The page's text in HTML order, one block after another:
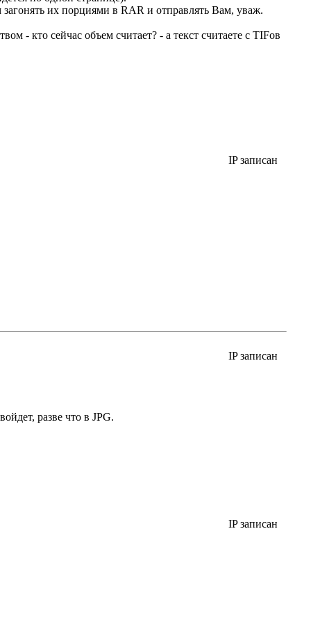
их порциями в RAR и отправлять Вам, уваж.
- кто сейчас объем считает? - а текст считаете с TIFов
IP записан
IP записан
разве что в JPG.
IP записан